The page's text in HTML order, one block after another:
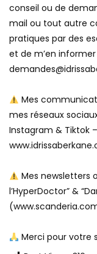
conseil ou de
mail ou tout autre
pratiques par des
et de m’en
Mes
mes réseaux
Instagram & Tiktok
Mes newsletters
l’HyperDoctor” &
Merci pour votre